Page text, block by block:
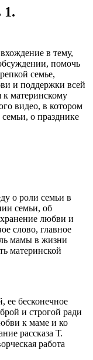
1.
в тему,
помочь
семье,
и поддержки всей
к материнскому
видео, в котором
о празднике
о роли семьи в
семьи, об
любви и
слово, главное
мамы в жизни
материнской
ее бесконечное
и строгой ради
к маме и ко
рассказа Т.
работа